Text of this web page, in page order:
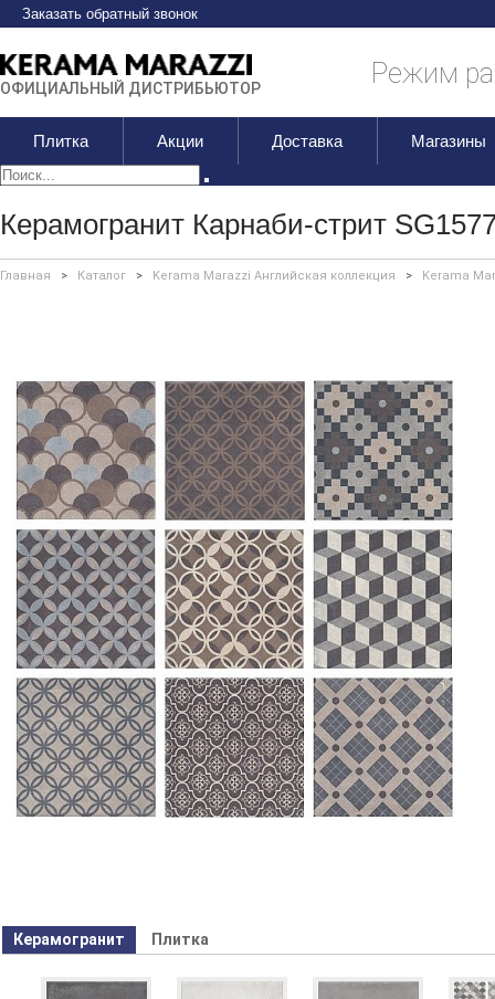
Заказать обратный звонок
ОФИЦИАЛЬНЫЙ ДИСТРИБЬЮТОР Режим
Плитка Акции Доставка Магазины
Керамогранит Карнаби-стрит
Главная > Каталог > Kerama Marazzi Английская коллекция > Kerama
Керамогранит Плитка